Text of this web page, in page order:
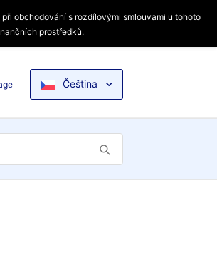
obchodování s rozdílovými smlouvami u tohoto
prostředků.
Čeština